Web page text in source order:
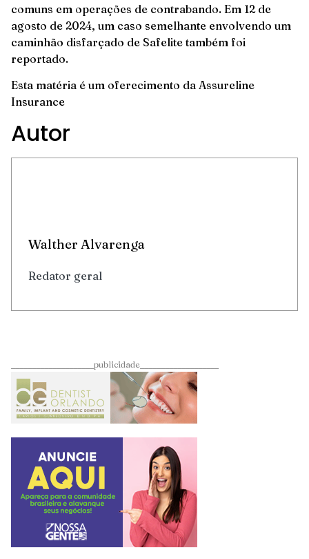
comuns em operações de contrabando. Em 12 de
agosto de 2024, um caso semelhante envolvendo um
caminhão disfarçado de Safelite também foi
reportado.
Esta matéria é um oferecimento da Assureline
Insurance
Autor
Walther Alvarenga
Redator geral
____________________publicidade___________________